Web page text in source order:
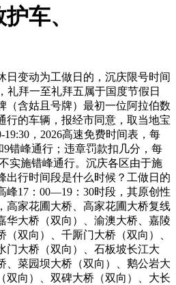
车、
变动为工做日的，沉庆限号时间
礼拜一至礼拜五属于国度节假日
（含姑且号牌）最初一位阿拉伯数
行的车辆，报经市同意，取当地宝
，2026高速免费时间表，每
9错峰通行；违章罚款扣几分，每
实施错峰通行。沉庆各区由于施
出行时间段是什么时候？工做日的
峰17：00—19：30时段，其原创性
高家花圃大桥、高家花圃大桥复线
华大桥（双向）、渝澳大桥、嘉陵
双向）、千厮门大桥（双向）、
门大桥（双向）、石板坡长江大
、菜园坝大桥（双向）、鹅公岩大
双向）、双碑大桥（双向）、大长